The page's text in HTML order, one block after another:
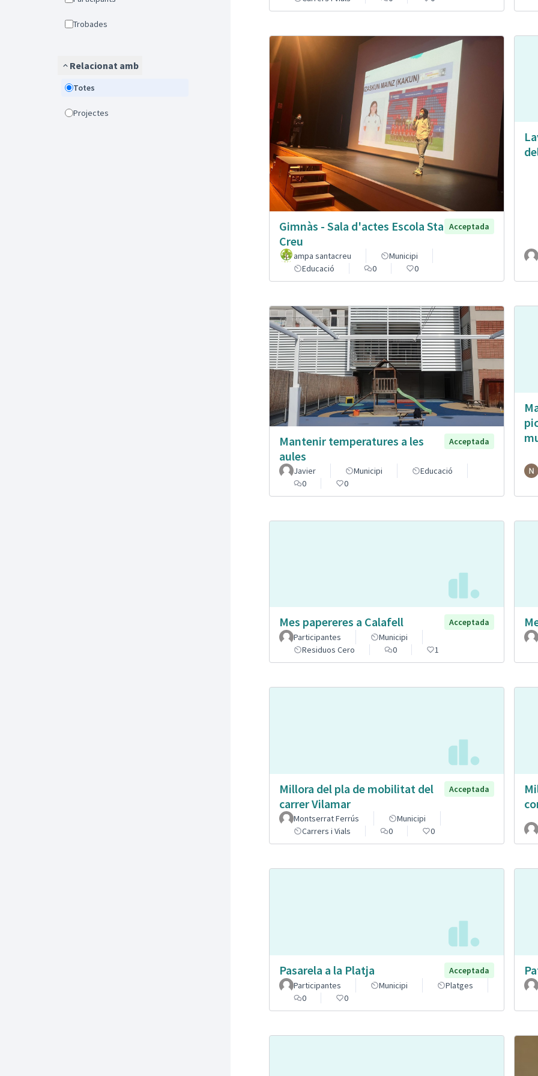
Trobades
Relacionat amb
Totes
Projectes
Gimnàs - Sala d'actes Escola Sta
Creu
Acceptada
ampa santacreu
Municipi
Educació
0 0
Mantenir temperatures a les
aules
Acceptada
Javier Municipi
Educació
0
0
Mes papereres a Calafell
Acceptada
Participantes
Municipi
Residuos Cero
0 1
Millora del pla de mobilitat del
carrer Vilamar
Acceptada
Montserrat Ferrús
Municipi
Carrers i Vials
0 0
Pasarela a la Platja
Acceptada
Participantes
Municipi
Platges
0
0